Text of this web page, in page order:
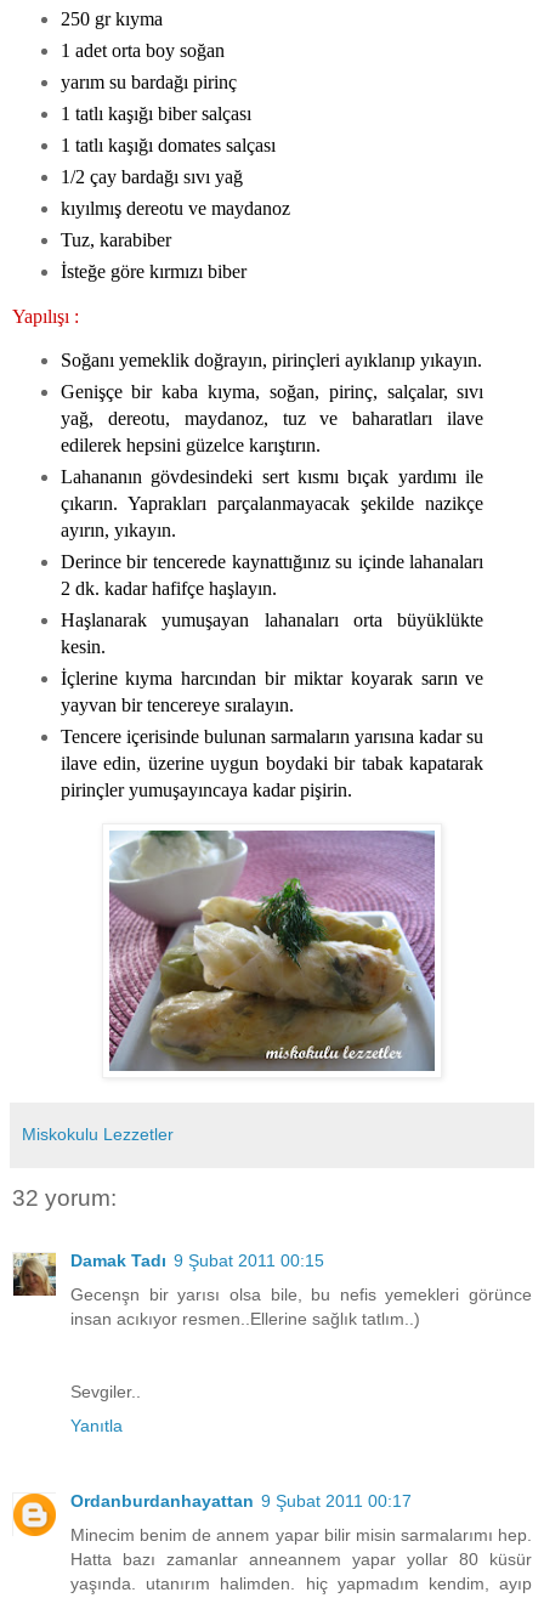
250 gr kıyma
1 adet orta boy soğan
yarım su bardağı pirinç
1 tatlı kaşığı biber salçası
1 tatlı kaşığı domates salçası
1/2 çay bardağı sıvı yağ
kıyılmış dereotu ve maydanoz
Tuz, karabiber
İsteğe göre kırmızı biber
Yapılışı :
Soğanı yemeklik doğrayın, pirinçleri ayıklanıp yıkayın.
Genişçe bir kaba kıyma, soğan, pirinç, salçalar, sıvı
yağ, dereotu, maydanoz, tuz ve baharatları ilave
edilerek hepsini güzelce karıştırın.
Lahananın gövdesindeki sert kısmı bıçak yardımı ile
çıkarın. Yaprakları parçalanmayacak şekilde nazikçe
ayırın, yıkayın.
Derince bir tencerede kaynattığınız su içinde lahanaları
2 dk. kadar hafifçe haşlayın.
Haşlanarak yumuşayan lahanaları orta büyüklükte
kesin.
İçlerine kıyma harcından bir miktar koyarak sarın ve
yayvan bir tencereye sıralayın.
Tencere içerisinde bulunan sarmaların yarısına kadar su
ilave edin, üzerine uygun boydaki bir tabak kapatarak
pirinçler yumuşayıncaya kadar pişirin.
Miskokulu Lezzetler
32 yorum:
Damak Tadı 9 Şubat 2011 00:15
Gecenşn bir yarısı olsa bile, bu nefis yemekleri görünce
insan acıkıyor resmen..Ellerine sağlık tatlım..)
Sevgiler..
Yanıtla
Ordanburdanhayattan 9 Şubat 2011 00:17
Minecim benim de annem yapar bilir misin sarmalarımı hep.
Hatta bazı zamanlar anneannem yapar yollar 80 küsür
yaşında. utanırım halimden. hiç yapmadım kendim, ayıp